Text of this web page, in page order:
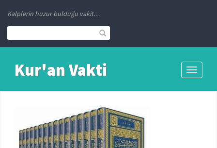
Kalplerin huzur bulduğu vakit…
Toggle
Kur'an Vakti